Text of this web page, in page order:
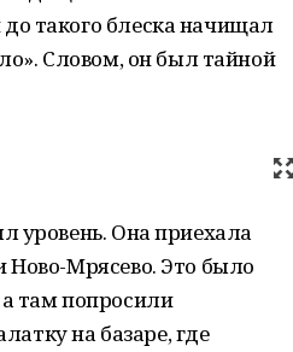
такого блеска начищал
Словом, он был тайной
уровень. Она приехала
Ново-Мрясево. Это было
там попросили
на базаре, где